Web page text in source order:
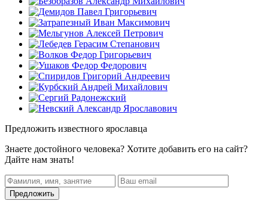
Предложить известного ярославца
Знаете достойного человека? Хотите добавить его на сайт?
Дайте нам знать!